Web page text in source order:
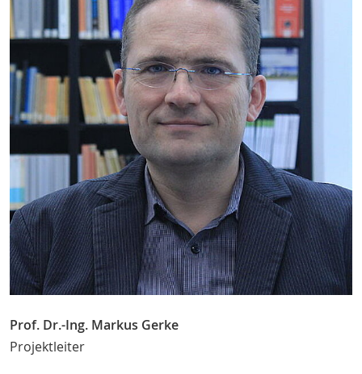
Prof. Dr.-Ing. Markus Gerke
Projektleiter